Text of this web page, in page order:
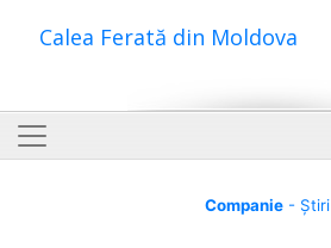
Calea Ferată din Moldova
Companie- Știri